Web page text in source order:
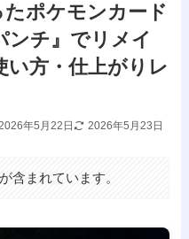
たポケモンカード
ンチ』でリメイ
い方・仕上がりレ
年5月22日 2026年5月23日
含まれています。